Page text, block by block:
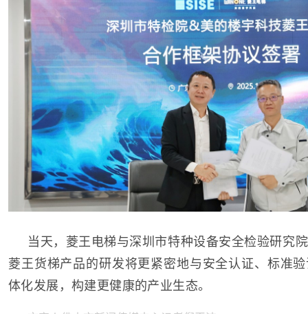
当天，菱王电梯与深圳市特种设备安全检验研究
菱王货梯产品的研发将更紧密地与安全认证、标准
体化发展，构建更健康的产业生态。